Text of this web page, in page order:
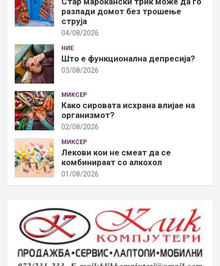
разлади домот без трошење
струја
04/08/2026
НИЕ
Што е функционална депресија?
03/08/2026
МИКСЕР
Како сировата исхрана влијае на
организмот?
02/08/2026
МИКСЕР
Лекови кои не смеат да се
комбинираат со алкохол
01/08/2026